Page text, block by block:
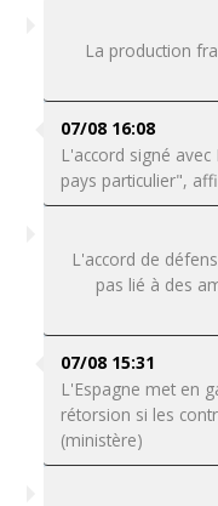
La production
07/08 16:08
L'accord signé
pays particulier",
L'accord de
pas lié à des
07/08 15:31
L'Espagne met en
rétorsion si les
(ministère)